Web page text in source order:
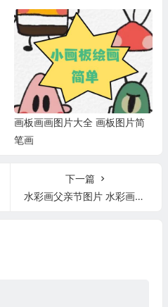
画板画画图片大全 画板图片简
笔画
下一篇
水彩画父亲节图片 水彩画爸爸头像